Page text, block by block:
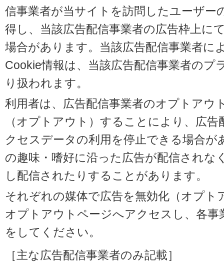
信事業者が当サイトを訪問したユーザー
得し、当該広告配信事業者の広告枠上に
場合があります。当該広告配信事業者に
Cookie情報は、当該広告配信事業者のプ
り扱われます。
利用者は、広告配信事業者のオプトアウ
（オプトアウト）することにより、広
クセスデータの利用を停止できる場合が
の趣味・嗜好に沿った広告が配信されな
し配信されたりすることがあります。
それぞれの媒体で広告を無効化（オプト
オプトアウトページへアクセスし、各
をしてください。
［主な広告配信事業者のみ記載］